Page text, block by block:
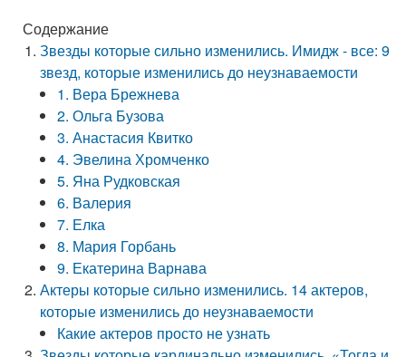
Содержание
Звезды которые сильно изменились. Имидж - все: 9
звезд, которые изменились до неузнаваемости
1. Вера Брежнева
2. Ольга Бузова
3. Анастасия Квитко
4. Эвелина Хромченко
5. Яна Рудковская
6. Валерия
7. Елка
8. Мария Горбань
9. Екатерина Варнава
Актеры которые сильно изменились. 14 актеров,
которые изменились до неузнаваемости
Какие актеров просто не узнать